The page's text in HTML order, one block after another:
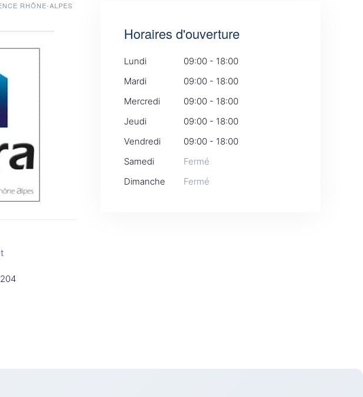
RHÔNE-ALPES
Horaires d'ouverture
Lundi
09:00 - 18:00
Mardi
09:00 - 18:00
Mercredi
09:00 - 18:00
Jeudi
09:00 - 18:00
Vendredi
09:00 - 18:00
Samedi
Fermé
Dimanche
Fermé